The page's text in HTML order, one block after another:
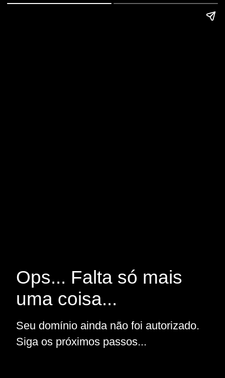
Ops... Falta só mais
uma coisa...
Seu domínio ainda não foi autorizado.
Siga os próximos passos...